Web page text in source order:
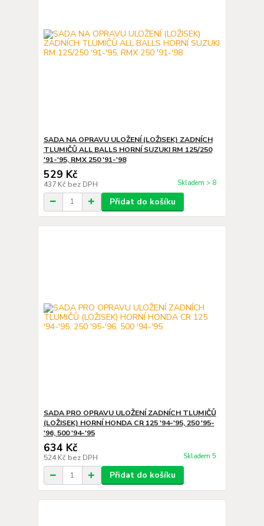
SADA NA OPRAVU ULOŽENÍ (LOŽISEK) ZADNÍCH
TLUMIČŮ ALL BALLS HORNÍ SUZUKI RM 125/250
'91-'95, RMX 250 '91-'98
529 Kč
437 Kč bez DPH Skladem > 8
Přidat do košíku
SADA PRO OPRAVU ULOŽENÍ ZADNÍCH TLUMIČŮ
(LOŽISEK) HORNÍ HONDA CR 125 '94-'95, 250 '95-
'96, 500 '94-'95
634 Kč
524 Kč bez DPH Skladem 5
Přidat do košíku